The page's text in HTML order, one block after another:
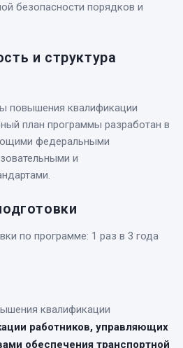
безопасности порядков и
и структура
повышения квалификации
план программы разработан в
федеральными
и
по программе: 1 раз в 3 года
квалификации
работников, управляющих
обеспечения транспортной